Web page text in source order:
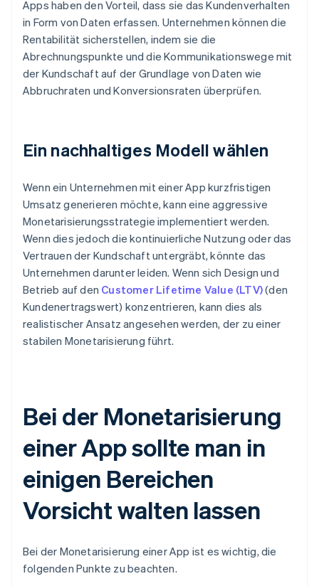
Apps haben den Vorteil, dass sie das Kundenverhalten
in Form von Daten erfassen. Unternehmen können die
Rentabilität sicherstellen, indem sie die
Abrechnungspunkte und die Kommunikationswege mit
der Kundschaft auf der Grundlage von Daten wie
Abbruchraten und Konversionsraten überprüfen.
Ein nachhaltiges Modell wählen
Wenn ein Unternehmen mit einer App kurzfristigen
Umsatz generieren möchte, kann eine aggressive
Monetarisierungsstrategie implementiert werden.
Wenn dies jedoch die kontinuierliche Nutzung oder das
Vertrauen der Kundschaft untergräbt, könnte das
Unternehmen darunter leiden. Wenn sich Design und
Betrieb auf den Customer Lifetime Value (LTV)(den
Kundenertragswert) konzentrieren, kann dies als
realistischer Ansatz angesehen werden, der zu einer
stabilen Monetarisierung führt.
Bei der Monetarisierung
einer App sollte man in
einigen Bereichen
Vorsicht walten lassen
Bei der Monetarisierung einer App ist es wichtig, die
folgenden Punkte zu beachten.